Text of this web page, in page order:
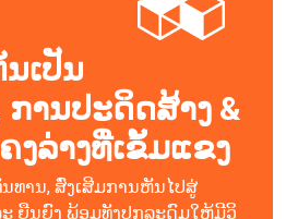
ເປັນ
ານປະດິດສ້າງ &
ງລ່າງທີ່ເຂັ້ມແຂງ
ທານ, ສົ່ງເສີມການຫັນໄປສູ່
ຍືນຍົງ ພ້ອມທັງປຸກລະດົມໃຫ້ມີວິ